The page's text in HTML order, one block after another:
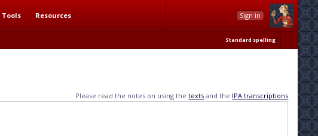
Tools Resources Sign in
Standard spelling
Please read the notes on using thetexts and the IPA transcriptions